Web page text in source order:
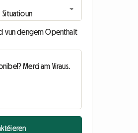
vun dengem Openthalt